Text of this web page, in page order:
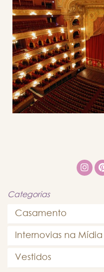
Categorias
Casamento
Internovias na Mídia
Vestidos